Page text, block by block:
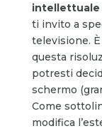
intellettuale
ti invito a
televisione.
questa
potresti
schermo
Come
modifica